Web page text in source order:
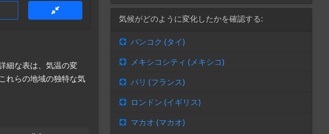
細な表は、気温の変
れらの地域の独特な気
気候がどのように変化したかを確認する:
バンコク (タイ)
メキシコシティ (メキシコ)
パリ (フランス)
ロンドン (イギリス)
マカオ (マカオ)